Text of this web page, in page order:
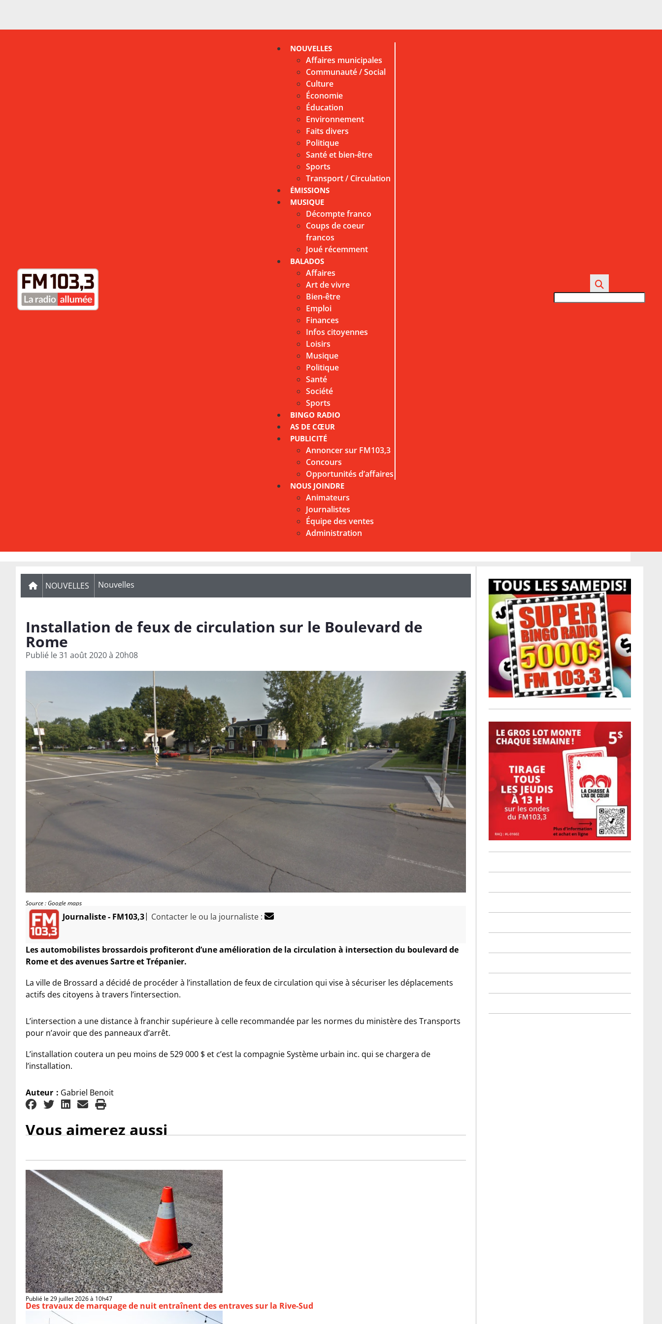
NOUVELLES
Affaires municipales
Communauté / Social
Culture
Économie
Éducation
Environnement
Faits divers
Politique
Santé et bien-être
Sports
Transport / Circulation
ÉMISSIONS
MUSIQUE
Décompte franco
Coups de coeur
francos
Joué récemment
BALADOS
Affaires
Art de vivre
Bien-être
Emploi
Finances
Infos citoyennes
Loisirs
Musique
Politique
Santé
Société
Sports
BINGO RADIO
AS DE CŒUR
PUBLICITÉ
Annoncer sur FM103,3
Concours
Opportunités d’affaires
NOUS JOINDRE
Animateurs
Journalistes
Équipe des ventes
Administration
NOUVELLES Nouvelles
Installation de feux de circulation sur le Boulevard de
Rome
Publié le31 août 2020 à 20h08
Source : Google maps
Journaliste - FM103,3| Contacter le ou la journaliste :
Les automobilistes brossardois profiteront d’une amélioration de la circulation à intersection du boulevard de
Rome et des avenues Sartre et Trépanier.
La ville de Brossard a décidé de procéder à l’installation de feux de circulation qui vise à sécuriser les déplacements
actifs des citoyens à travers l’intersection.
L’intersection a une distance à franchir supérieure à celle recommandée par les normes du ministère des Transports
pour n’avoir que des panneaux d’arrêt.
L’installation coutera un peu moins de 529 000 $ et c’est la compagnie Système urbain inc. qui se chargera de
l’installation.
Auteur : Gabriel Benoit
Vous aimerez aussi
Publié le 29 juillet 2026 à 10h47
Des travaux de marquage de nuit entraînent des entraves sur la Rive-Sud